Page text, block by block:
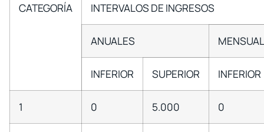
CATEGORÍA INTERVALOS DE INGRESOS
ANUALES
INFERIOR SUPERIOR INFERIOR
1 0 5.000 0